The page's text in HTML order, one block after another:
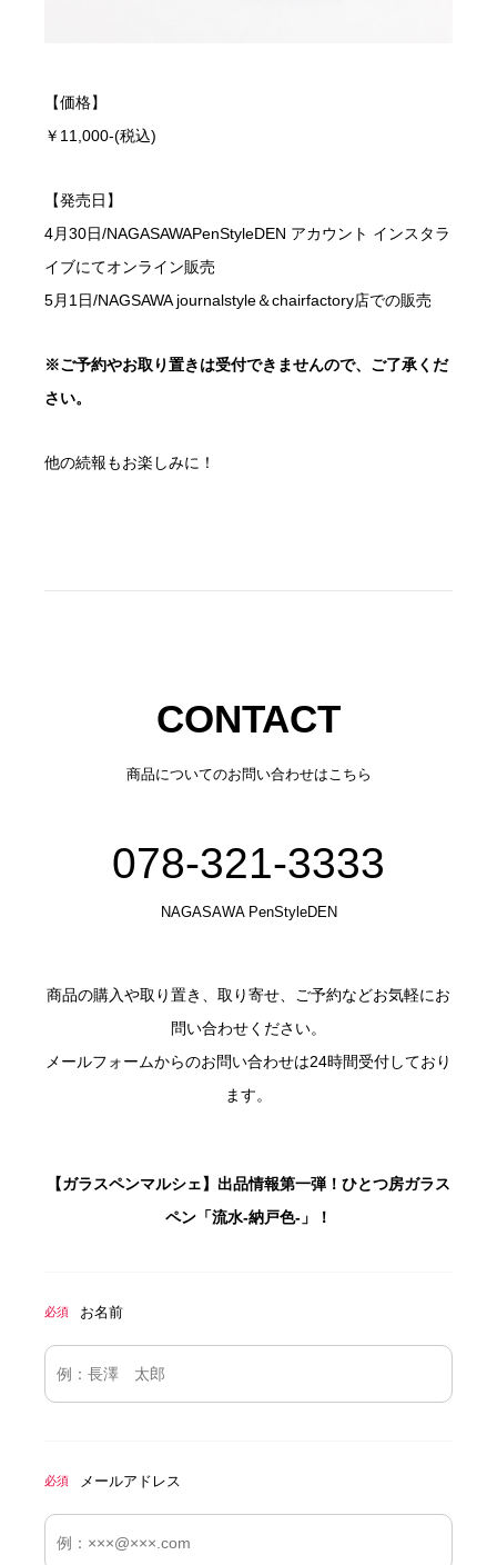
【価格】
￥11,000-(税込)
【発売日】
4月30日/NAGASAWAPenStyleDEN アカウント インスタラ
イブにてオンライン販売
5月1日/NAGSAWA journalstyle＆chairfactory店での販売
※ご予約やお取り置きは受付できませんので、ご了承くだ
さい。
他の続報もお楽しみに！
CONTACT
商品についてのお問い合わせはこちら
078-321-3333
NAGASAWA PenStyleDEN
商品の購入や取り置き、取り寄せ、ご予約などお気軽にお
問い合わせください。
メールフォームからのお問い合わせは24時間受付しており
ます。
【ガラスペンマルシェ】出品情報第一弾！ひとつ房ガラス
ペン「流水-納戸色-」！
必須 お名前
必須 メールアドレス